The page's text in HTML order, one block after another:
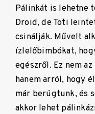
Pálinkát is lehetne
Droid, de Toti
csinálják. Művelt
ízlelőbimbókat,
egészről. Ez nem
hanem arról, hogy
már berúgtunk, és
akkor lehet